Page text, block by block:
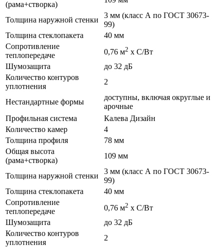
(рама+створка)
Толщина наружной стенки
3 мм (класс А по ГОСТ 30673-
99)
Толщина стеклопакета
40 мм
Сопротивление
теплопередаче
0,76 м2 х С/Вт
Шумозащита
до 32 дБ
Количество контуров
уплотнения
2
Нестандартные формы
доступны, включая округлые и
арочные
Профильная система
Калева Дизайн
Количество камер
4
Толщина профиля
78 мм
Общая высота
(рама+створка)
109 мм
Толщина наружной стенки
3 мм (класс А по ГОСТ 30673-
99)
Толщина стеклопакета
40 мм
Сопротивление
теплопередаче
0,76 м2 х С/Вт
Шумозащита
до 32 дБ
Количество контуров
уплотнения
2